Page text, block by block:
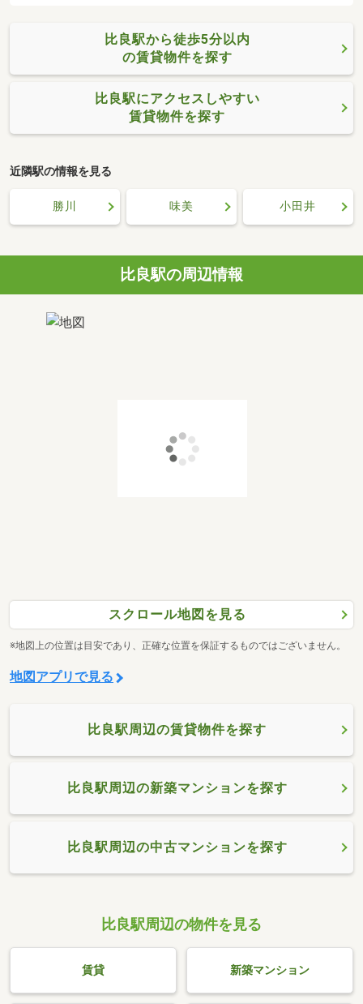
比良駅から徒歩5分以内
の賃貸物件を探す
比良駅にアクセスしやすい
賃貸物件を探す
近隣駅の情報を見る
勝川 味美 小田井
比良駅の周辺情報
スクロール地図を見る
※地図上の位置は目安であり、正確な位置を保証するものではございません。
地図アプリで見る
比良駅周辺の賃貸物件を探す
比良駅周辺の新築マンションを探す
比良駅周辺の中古マンションを探す
比良駅周辺の物件を見る
賃貸 新築マンション